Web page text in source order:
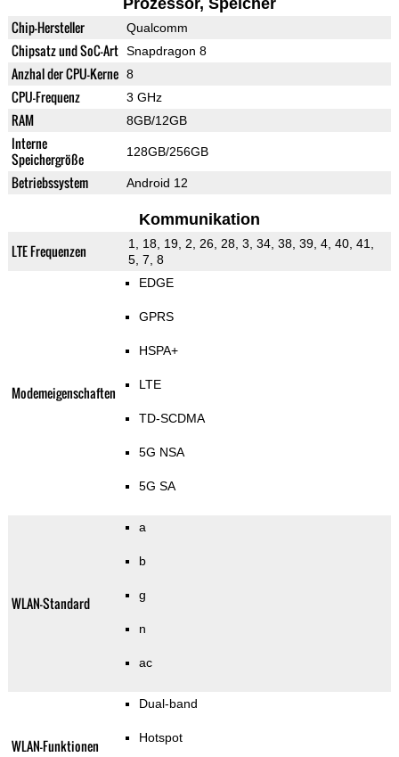
Prozessor, Speicher
Chip-Hersteller Qualcomm
Chipsatz und SoC-Art Snapdragon 8
Anzhal der CPU-Kerne 8
CPU-Frequenz 3 GHz
RAM 8GB/12GB
Interne
Speichergröße
128GB/256GB
Betriebssystem Android 12
Kommunikation
LTE Frequenzen
1, 18, 19, 2, 26, 28, 3, 34, 38, 39, 4, 40, 41,
5, 7, 8
Modemeigenschaften
EDGE
GPRS
HSPA+
LTE
TD-SCDMA
5G NSA
5G SA
WLAN-Standard
a
b
g
n
ac
WLAN-Funktionen
Dual-band
Hotspot